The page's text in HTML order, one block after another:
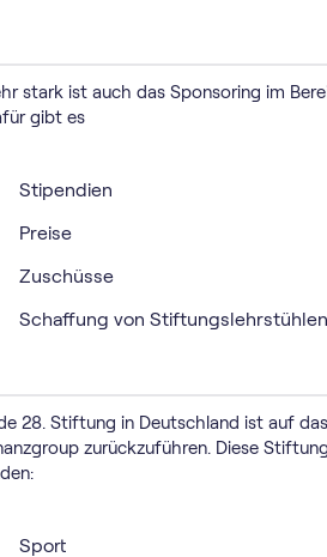
stark ist auch das Sponsoring im
gibt es
Stipendien
Preise
Zuschüsse
Schaffung von Stiftungslehrstühlen
28. Stiftung in Deutschland ist auf
zurückzuführen. Diese
Sport